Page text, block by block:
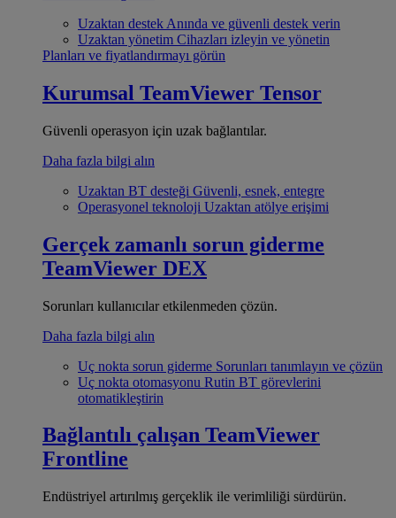
Uzaktan destek Anında ve güvenli destek verin
Uzaktan yönetim Cihazları izleyin ve yönetin
Planları ve fiyatlandırmayı görün
Kurumsal TeamViewer Tensor
Güvenli operasyon için uzak bağlantılar.
Daha fazla bilgi alın
Uzaktan BT desteği Güvenli, esnek, entegre
Operasyonel teknoloji Uzaktan atölye erişimi
Gerçek zamanlı sorun giderme
TeamViewer DEX
Sorunları kullanıcılar etkilenmeden çözün.
Daha fazla bilgi alın
Uç nokta sorun giderme Sorunları tanımlayın ve çözün
Uç nokta otomasyonu Rutin BT görevlerini
otomatikleştirin
Bağlantılı çalışan TeamViewer
Frontline
Endüstriyel artırılmış gerçeklik ile verimliliği sürdürün.